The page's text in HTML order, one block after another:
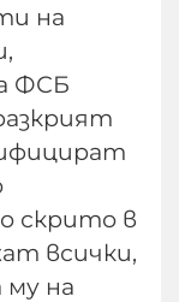
на
ФСБ
скрито в
всички,
на